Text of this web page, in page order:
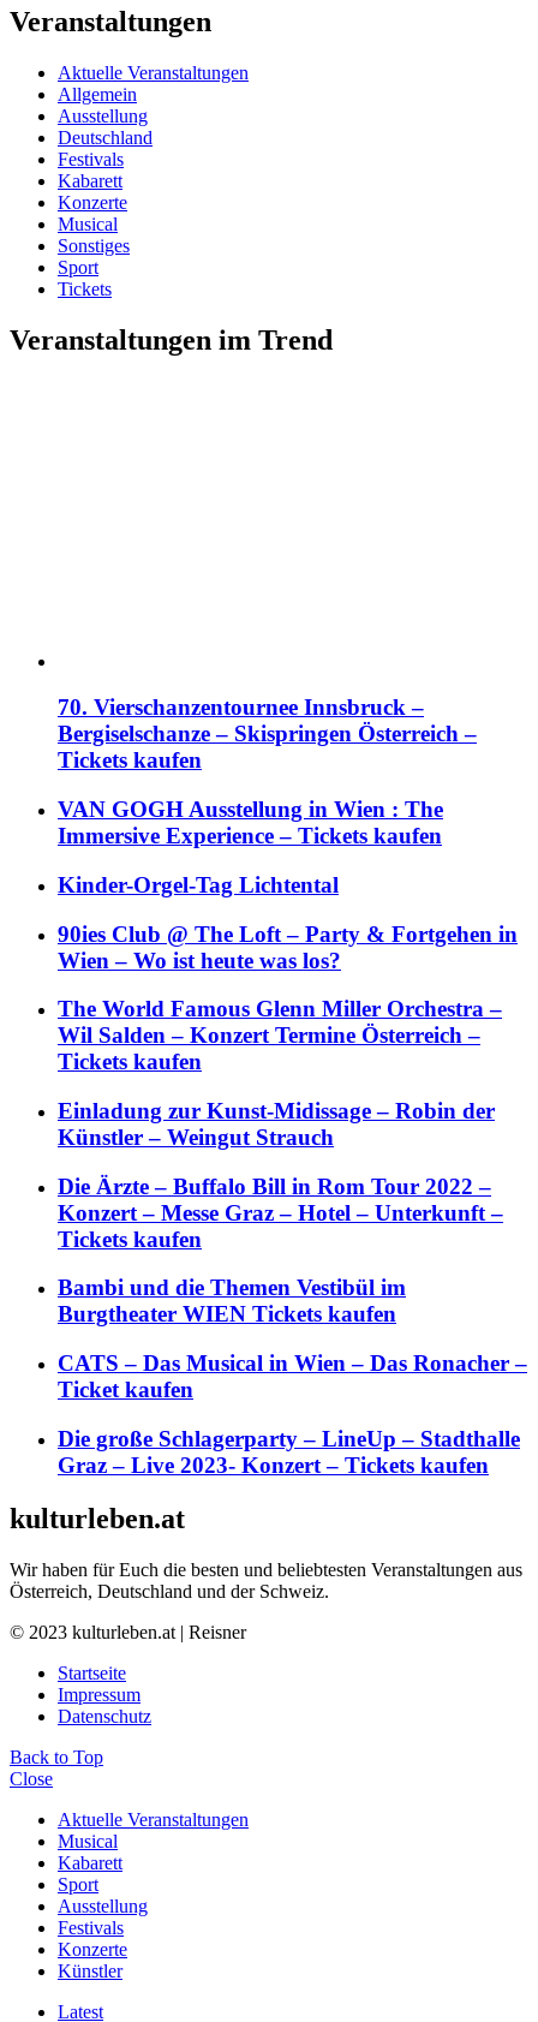
Veranstaltungen
Aktuelle Veranstaltungen
Allgemein
Ausstellung
Deutschland
Festivals
Kabarett
Konzerte
Musical
Sonstiges
Sport
Tickets
Veranstaltungen im Trend
70. Vierschanzentournee Innsbruck –
Bergiselschanze – Skispringen Österreich –
Tickets kaufen
VAN GOGH Ausstellung in Wien : The
Immersive Experience – Tickets kaufen
Kinder-Orgel-Tag Lichtental
90ies Club @ The Loft – Party & Fortgehen in
Wien – Wo ist heute was los?
The World Famous Glenn Miller Orchestra –
Wil Salden – Konzert Termine Österreich –
Tickets kaufen
Einladung zur Kunst-Midissage – Robin der
Künstler – Weingut Strauch
Die Ärzte – Buffalo Bill in Rom Tour 2022 –
Konzert – Messe Graz – Hotel – Unterkunft –
Tickets kaufen
Bambi und die Themen Vestibül im
Burgtheater WIEN Tickets kaufen
CATS – Das Musical in Wien – Das Ronacher –
Ticket kaufen
Die große Schlagerparty – LineUp – Stadthalle
Graz – Live 2023- Konzert – Tickets kaufen
kulturleben.at
Wir haben für Euch die besten und beliebtesten Veranstaltungen aus
Österreich, Deutschland und der Schweiz.
© 2023 kulturleben.at | Reisner
Startseite
Impressum
Datenschutz
Back to Top
Close
Aktuelle Veranstaltungen
Musical
Kabarett
Sport
Ausstellung
Festivals
Konzerte
Künstler
Latest